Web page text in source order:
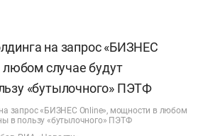
запрос «БИЗНЕС Online», мощности в любом
в пользу «бутылочного» ПЭТФ